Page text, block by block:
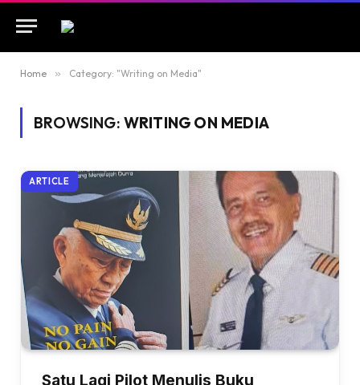
Home » Category: "Writing on Media"
BROWSING: WRITING ON MEDIA
ARTICLE
Satu Lagi Pilot Menulis Buku